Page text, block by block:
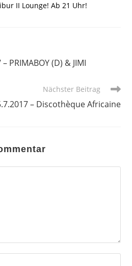
II Lounge! Ab 21 Uhr!
PRIMABOY (D) & JIMI
Nächster Beitrag
– Discothèque Africaine